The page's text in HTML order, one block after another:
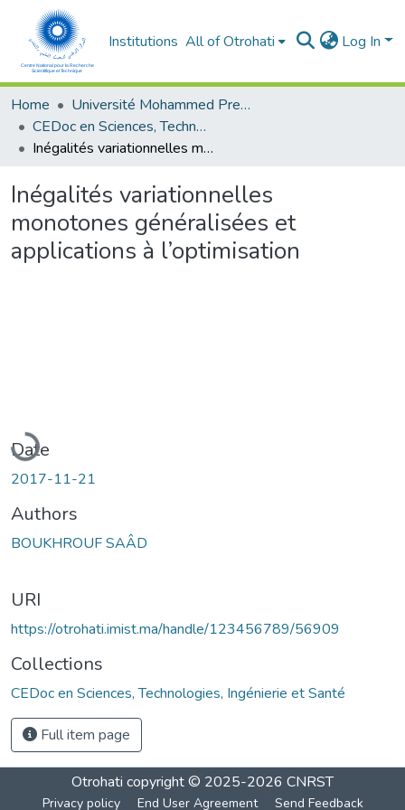
Institutions All of Otrohati Log In
Home
Université Mohammed Premier - Oujda
CEDoc en Sciences, Technologies, Ingénierie et Santé
Inégalités variationnelles monotones généralisées et applications à l’optimisation
Inégalités variationnelles
monotones généralisées et
applications à l’optimisation
Date
2017-11-21
Authors
BOUKHROUF SAÂD
URI
https://otrohati.imist.ma/handle/123456789/56909
Collections
CEDoc en Sciences, Technologies, Ingénierie et Santé
Full item page
Otrohati copyright © 2025-2026 CNRST
Privacy policy End User Agreement Send Feedback